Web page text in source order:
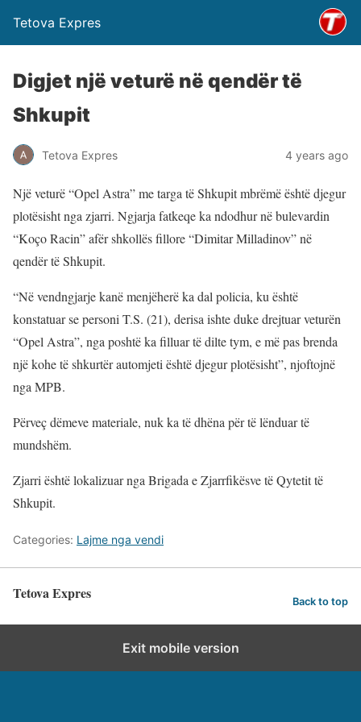
Tetova Expres
Digjet një veturë në qendër të
Shkupit
Tetova Expres 4 years ago
Një veturë “Opel Astra” me targa të Shkupit mbrëmë është djegur
plotësisht nga zjarri. Ngjarja fatkeqe ka ndodhur në bulevardin
“Koço Racin” afër shkollës fillore “Dimitar Milladinov” në
qendër të Shkupit.
“Në vendngjarje kanë menjëherë ka dal policia, ku është
konstatuar se personi T.S. (21), derisa ishte duke drejtuar veturën
“Opel Astra”, nga poshtë ka filluar të dilte tym, e më pas brenda
një kohe të shkurtër automjeti është djegur plotësisht”, njoftojnë
nga MPB.
Përveç dëmeve materiale, nuk ka të dhëna për të lënduar të
mundshëm.
Zjarri është lokalizuar nga Brigada e Zjarrfikësve të Qytetit të
Shkupit.
Categories: Lajme nga vendi
Tetova Expres Back to top
Exit mobile version